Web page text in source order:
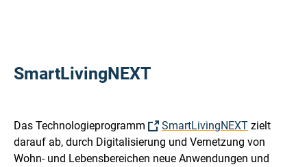
SmartLivingNEXT
Das Technologieprogramm SmartLivingNEXT zielt
darauf ab, durch Digitalisierung und Vernetzung von
Wohn- und Lebensbereichen neue Anwendungen und